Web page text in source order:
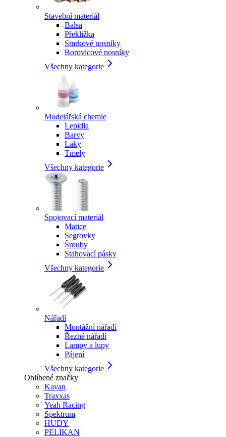
Stavební materiál
Balsa
Překližka
Smrkové nosníky
Borovicové nosníky
Všechny kategorie
Modelářská chemie
Lepidla
Barvy
Laky
Tmely
Všechny kategorie
Spojovací materiál
Matice
Segrovky
Šrouby
Stahovací pásky
Všechny kategorie
Nářadí
Montážní nářadí
Řezné nářadí
Lampy a lupy
Pájení
Všechny kategorie
Oblíbené značky
Kavan
Traxxas
Yeah Racing
Spektrum
HUDY
PELIKAN